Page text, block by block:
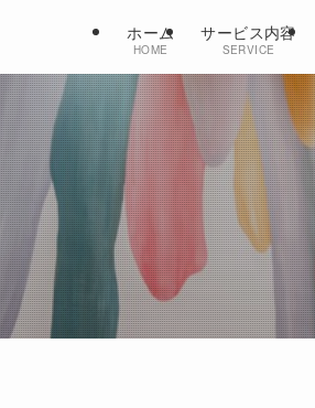
ホーム
HOME
サービス内容
SERVICE